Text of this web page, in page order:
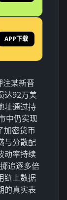
APP下载
注某新晋
达92万美
址通过持
中仍实现
加密货币
与分散配
动率持续
追逐多倍
链上数据
的真实表